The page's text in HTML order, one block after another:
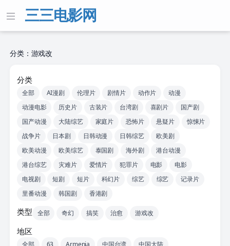
三三电影网
分类：游戏改
分类
全部 AI漫剧 伦理片 剧情片 动作片
动漫
动漫电影
历史片 古装片 台湾剧 喜剧片
国产剧
国产动漫
大陆综艺 家庭片 恐怖片 悬疑片
惊悚片
战争片
日本剧 日韩动漫 日韩综艺
欧美剧
欧美动漫
欧美综艺 泰国剧 海外剧
港台动漫
港台综艺
灾难片 爱情片 犯罪片 电影
电影
电视剧
短剧 短片 科幻片 综艺 综艺
记录片
里番动漫
韩国剧 香港剧
类型 全部 奇幻 搞笑 治愈 游戏改
地区
全部 63 Armenia 中国台湾
中国大陆